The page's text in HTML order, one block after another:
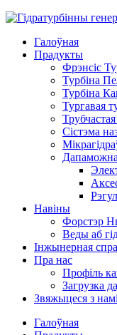
Галоўная
Прадукты
Фрэнсіс
Турбіна
Турбіна
Тургавая
Сістэма
Навіны
Форстэр
Веды аб
Інжынерная
Пра нас
Профіль
Загрузка
Звяжыцеся з намі
Галоўная